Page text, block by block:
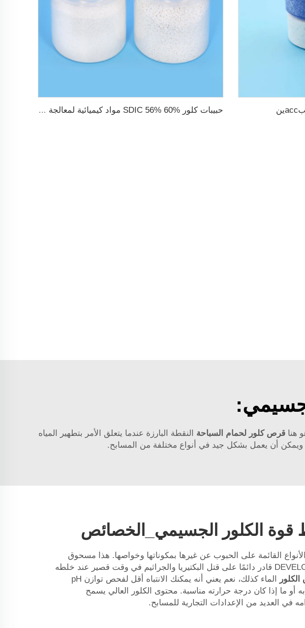
حبيبات كلور SDIC 56% 60% مواد كيميائية لمعالجة المياه
هنا قرص كلور لحمام السباحة
النقطة البارزة عندما يتعلق الأمر بتطهير المياه
قوة الكلور الجسيمي_الخصائص
القائمة على الحبوب عن غيرها بمكوناتها وخواصها. هذا مسحوق
الماء كذلك، نعم يعني أنه يمكنك الانتباه أقل لفحص توازن pH
أو ما إذا كان درجة حرارته مناسبة. محتوى الكلور العالي يسمح
في العديد من الإعدادات التجارية للمسابح.